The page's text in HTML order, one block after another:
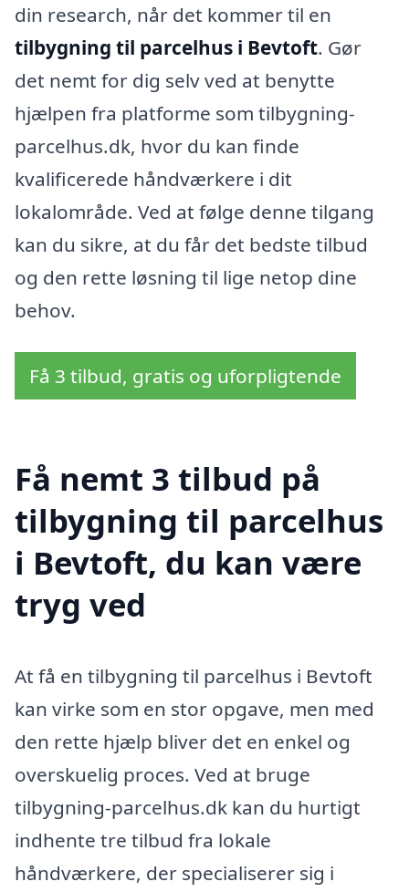
din research, når det kommer til en
tilbygning til parcelhus i Bevtoft. Gør
det nemt for dig selv ved at benytte
hjælpen fra platforme som tilbygning-
parcelhus.dk, hvor du kan finde
kvalificerede håndværkere i dit
lokalområde. Ved at følge denne tilgang
kan du sikre, at du får det bedste tilbud
og den rette løsning til lige netop dine
behov.
Få 3 tilbud, gratis og uforpligtende
Få nemt 3 tilbud på
tilbygning til parcelhus
i Bevtoft, du kan være
tryg ved
At få en tilbygning til parcelhus i Bevtoft
kan virke som en stor opgave, men med
den rette hjælp bliver det en enkel og
overskuelig proces. Ved at bruge
tilbygning-parcelhus.dk kan du hurtigt
indhente tre tilbud fra lokale
håndværkere, der specialiserer sig i